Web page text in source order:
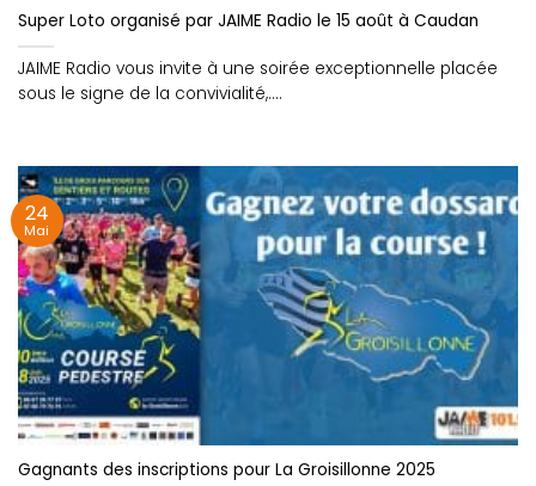
Super Loto organisé par JAIME Radio le 15 août à Caudan
JAIME Radio vous invite à une soirée exceptionnelle placée
sous le signe de la convivialité,....
Gagnants des inscriptions pour La Groisillonne 2025
24
Mai